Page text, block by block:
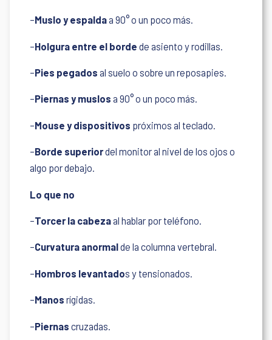
–Muslo y espaldaa 90° o un poco más.
–Holgura entre el borde de asiento y rodillas.
–Pies pegados al suelo o sobre un reposapies.
–Piernas y muslos a 90° o un poco más.
–Mouse y dispositivos próximos al teclado.
–Borde superiordel monitor al nivel de los ojos o
algo por debajo.
Lo que no
–Torcer la cabezaal hablar por teléfono.
–Curvatura anormalde la columna vertebral.
–Hombros levantados y tensionados.
–Manos rígidas.
–Piernas cruzadas.